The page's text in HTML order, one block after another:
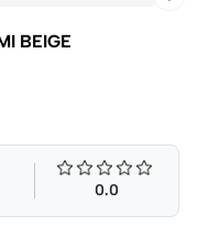
BEIGE
0.0